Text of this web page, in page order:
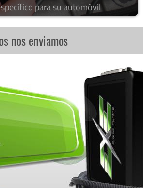
para su automóvil
nos enviamos